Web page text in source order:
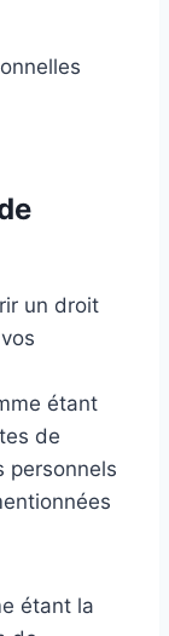
un droit
étant
de
personnels
étant la